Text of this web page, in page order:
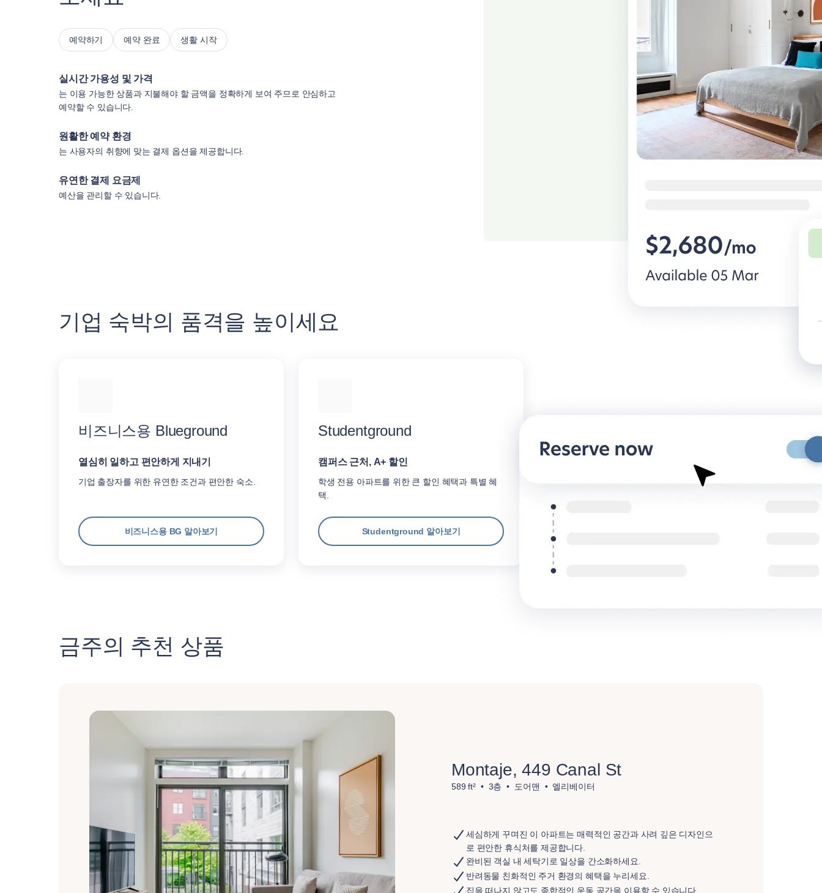
예약하기 예약 완료 생활 시작
실시간 가용성 및 가격
는 이용 가능한 상품과 지불해야 할 금액을 정확하게 보여 주므로 안심하고
예약할 수 있습니다.
원활한 예약 환경
는 사용자의 취향에 맞는 결제 옵션을 제공합니다.
유연한 결제 요금제
예산을 관리할 수 있습니다.
기업 숙박의 품격을 높이세요
비즈니스용 Blueground
열심히 일하고 편안하게 지내기
기업 출장자를 위한 유연한 조건과 편안한 숙소.
비즈니스용 BG 알아보기
Studentground
캠퍼스 근처, A+ 할인
학생 전용 아파트를 위한 큰 할인 혜택과 특별 혜
택.
Studentground 알아보기
금주의 추천 상품
Montaje, 449 Canal St
589 ft² 3층 도어맨 엘리베이터
세심하게 꾸며진 이 아파트는 매력적인 공간과 사려 깊은 디자인으
로 편안한 휴식처를 제공합니다.
완비된 객실 내 세탁기로 일상을 간소화하세요.
반려동물 친화적인 주거 환경의 혜택을 누리세요.
집을 떠나지 않고도 종합적인 운동 공간을 이용할 수 있습니다.